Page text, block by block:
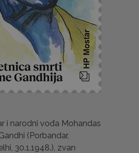
i narodni vođa Mohandas
(Porbandar,
30.1.1948.), zvan